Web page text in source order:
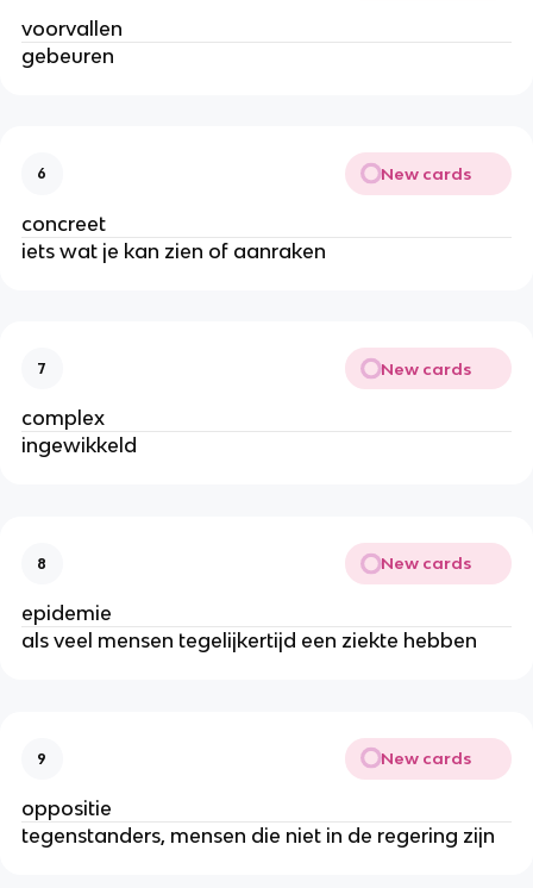
voorvallen
gebeuren
6 New cards
concreet
iets wat je kan zien of aanraken
7 New cards
complex
ingewikkeld
8 New cards
epidemie
als veel mensen tegelijkertijd een ziekte hebben
9 New cards
oppositie
tegenstanders, mensen die niet in de regering zijn